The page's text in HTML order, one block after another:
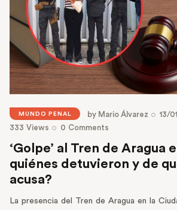
MUNDO PENAL by Mario Álvarez
13/
333 Views 0 Comments
‘Golpe’ al Tren de Aragua
quiénes detuvieron y de
acusa?
La presencia del Tren de Aragua en la